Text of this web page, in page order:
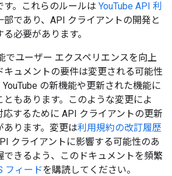
す。これらのルールは YouTube API 利
部であり、API クライアントの開発と
必要があります。
でユーザー エクスペリエンスを向上
キュメントの要件は変更される可能性
の新機能や更新された機能に
もあります。このような変更によ
応するために API クライアントの更新
ります。変更は利用規約の改訂履歴
クライアントに影響する可能性のあ
できるよう、このドキュメントを頻繁
フィードを購読してください。